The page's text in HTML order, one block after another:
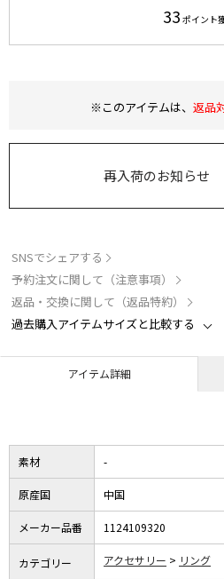
33 ポイント
※このアイテムは、 返品
再入荷のお知らせ
SNSでシェアする
予約注文に関して（注意事項）
返品・交換に関して（返品特約）
過去購入アイテムサイズと比較する
アイテム詳細
素材 -
原産国 中国
メーカー品番 1124109320
カテゴリー アクセサリー リング